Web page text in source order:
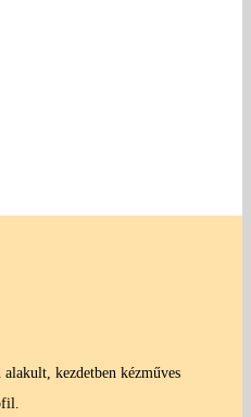
kezdetben kézműves